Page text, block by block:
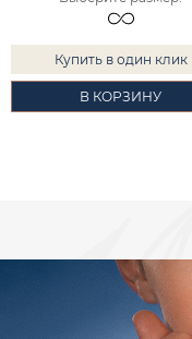
Купить в один клик
В КОРЗИНУ